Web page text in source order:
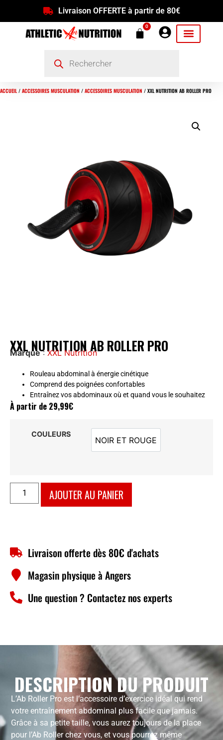
Livraison OFFERTE à partir de 80€
0
ACCUEIL/ ACCESSOIRES MUSCULATION / ACCESSOIRES MUSCULATION / XXL NUTRITION AB ROLLER PRO
XXL NUTRITION AB ROLLER PRO
Marque: XXL Nutrition
Rouleau abdominal à énergie cinétique
Comprend des poignées confortables
Entraînez vos abdominaux où et quand vous le souhaitez
À partir de 29,99€
COULEURS
NOIR ET ROUGE
NOIR ET ROUGE
AJOUTER AU PANIER
Livraison offerte dès 80€ d'achats
Magasin physique à Angers
Une question ? Contactez nos experts
DESCRIPTION DU PRODUIT
L’Ab Roller Pro est l’accessoire d’exercice idéal qui rend
votre entraînement abdominal plus facile que jamais.
Grâce à sa petite taille, vous aurez toujours de la place
pour l’Ab Roller chez vous, et vous pourrez même